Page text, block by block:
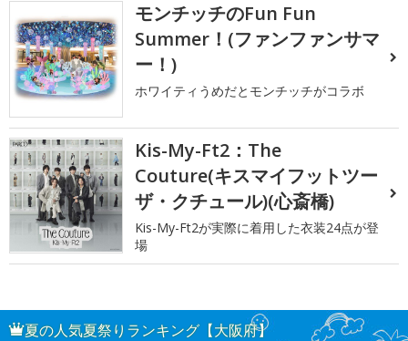
モンチッチのFun Fun
Summer！(ファンファンサマ
ー！)
ホワイティうめだとモンチッチがコラボ
Kis-My-Ft2：The
Couture(キスマイフットツー
ザ・クチュール)(心斎橋)
Kis-My-Ft2が実際に着用した衣装24点が登
場
夏の人気夏祭りランキング【大阪府】